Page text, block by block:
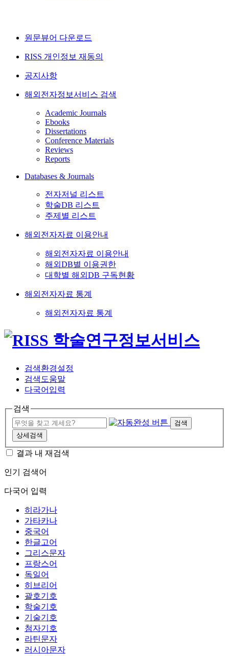
원문뷰어 다운로드
RISS 개인정보 재동의
공지사항
해외전자정보서비스 검색
Academic Journals
Ebooks
Dissertations
Conference Materials
Reviews
Reports
Databases & Journals
전자저널 리스트
학술DB 리스트
주제별 리스트
해외전자자료 이용안내
해외전자자료 이용안내
해외DB별 이용권한
대학별 해외DB 구독현황
해외전자자료 통계
해외전자자료 통계
검색환경설정
검색도움말
다국어입력
검색
검색
상세검색
결과 내 재검색
인기 검색어
다국어 입력
히라가나
가타카나
중국어
한글고어
그리스문자
프랑스어
독일어
히브리어
괄호기호
학술기호
기술기호
첨자기호
라틴문자
러시아문자